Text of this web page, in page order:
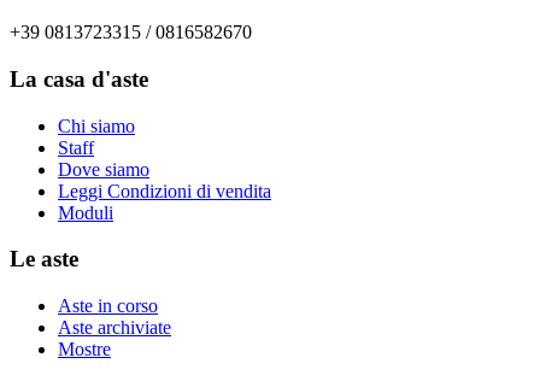
+39 0813723315 / 0816582670
La casa d'aste
Chi siamo
Staff
Dove siamo
Leggi Condizioni di vendita
Moduli
Le aste
Aste in corso
Aste archiviate
Mostre